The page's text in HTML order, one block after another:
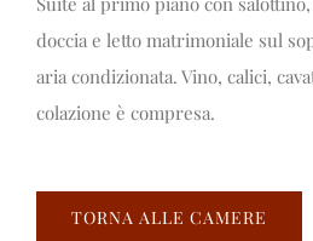
doccia e letto matrimoniale sul
aria condizionata. Vino, calici,
colazione è compresa.
TORNA ALLE CAMERE